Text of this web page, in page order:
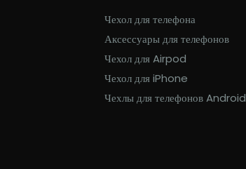
Чехол для телефона
Аксессуары для телефонов
Чехол для Airpod
Чехол для iPhone
Чехлы для телефонов Android